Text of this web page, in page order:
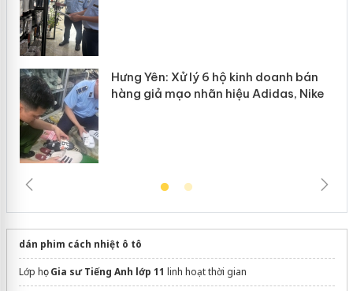
Hưng Yên: Xử lý 6 hộ kinh doanh bán
hàng giả mạo nhãn hiệu Adidas, Nike
dán phim cách nhiệt ô tô
Lớp họcGia sư Tiếng Anh lớp 11 linh hoạt thời gian